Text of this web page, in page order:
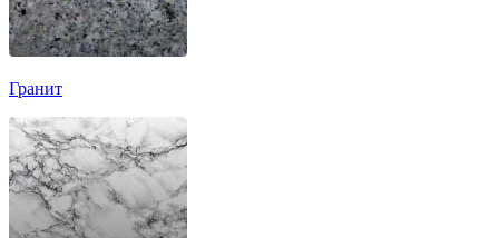
Гранит